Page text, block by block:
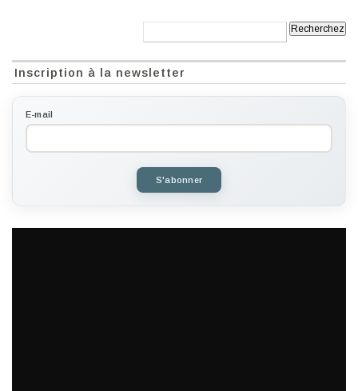
Inscription à la newsletter
E-mail
S'abonner